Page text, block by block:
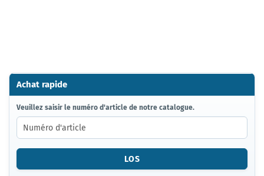
Achat rapide
VEUILLEZ
SAISIR
LE
NUMÉRO
D'ARTICLE
NOTRE
Veuillez saisir le numéro d'article de notre catalogue.
LOS